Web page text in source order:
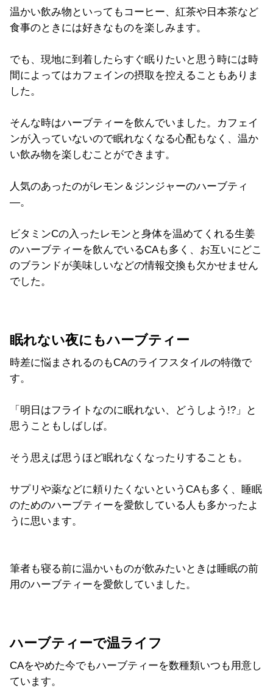
温かい飲み物といってもコーヒー、紅茶や日本茶など
食事のときには好きなものを楽しみます。
でも、現地に到着したらすぐ眠りたいと思う時には時
間によってはカフェインの摂取を控えることもありま
した。
そんな時はハーブティーを飲んでいました。カフェイ
ンが入っていないので眠れなくなる心配もなく、温か
い飲み物を楽しむことができます。
人気のあったのがレモン＆ジンジャーのハーブティ
―。
ビタミンCの入ったレモンと身体を温めてくれる生姜
のハーブティーを飲んでいるCAも多く、お互いにどこ
のブランドが美味しいなどの情報交換も欠かせません
でした。
眠れない夜にもハーブティー
時差に悩まされるのもCAのライフスタイルの特徴で
す。
「明日はフライトなのに眠れない、どうしよう!?」と
思うこともしばしば。
そう思えば思うほど眠れなくなったりすることも。
サプリや薬などに頼りたくないというCAも多く、睡眠
のためのハーブティーを愛飲している人も多かったよ
うに思います。
筆者も寝る前に温かいものが飲みたいときは睡眠の前
用のハーブティーを愛飲していました。
ハーブティーで温ライフ
CAをやめた今でもハーブティーを数種類いつも用意し
ています。